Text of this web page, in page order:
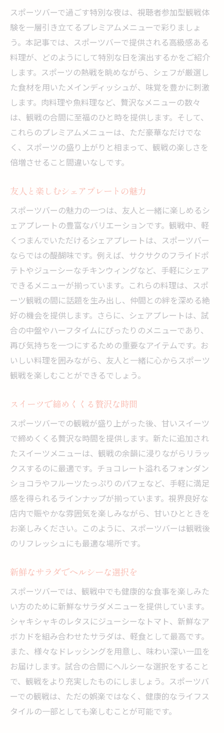
スポーツバーで過ごす特別な夜は、視聴者参加型観戦体
験を一層引き立てるプレミアムメニューで彩りましょ
う。本記事では、スポーツバーで提供される高級感ある
料理が、どのようにして特別な日を演出するかをご紹介
します。スポーツの熱戦を眺めながら、シェフが厳選し
た食材を用いたメインディッシュが、味覚を豊かに刺激
します。肉料理や魚料理など、贅沢なメニューの数々
は、観戦の合間に至福のひと時を提供します。そして、
これらのプレミアムメニューは、ただ豪華なだけでな
く、スポーツの盛り上がりと相まって、観戦の楽しさを
倍増させること間違いなしです。
友人と楽しむシェアプレートの魅力
スポーツバーの魅力の一つは、友人と一緒に楽しめるシ
ェアプレートの豊富なバリエーションです。観戦中、軽
くつまんでいただけるシェアプレートは、スポーツバー
ならではの醍醐味です。例えば、サクサクのフライドポ
テトやジューシーなチキンウィングなど、手軽にシェア
できるメニューが揃っています。これらの料理は、スポ
ーツ観戦の間に話題を生み出し、仲間との絆を深める絶
好の機会を提供します。さらに、シェアプレートは、試
合の中盤やハーフタイムにぴったりのメニューであり、
再び気持ちを一つにするための重要なアイテムです。お
いしい料理を囲みながら、友人と一緒に心からスポーツ
観戦を楽しむことができるでしょう。
スイーツで締めくくる贅沢な時間
スポーツバーでの観戦が盛り上がった後、甘いスイーツ
で締めくくる贅沢な時間を提供します。新たに追加され
たスイーツメニューは、観戦の余韻に浸りながらリラッ
クスするのに最適です。チョコレート溢れるフォンダン
ショコラやフルーツたっぷりのパフェなど、手軽に満足
感を得られるラインナップが揃っています。視界良好な
店内で賑やかな雰囲気を楽しみながら、甘いひとときを
お楽しみください。このように、スポーツバーは観戦後
のリフレッシュにも最適な場所です。
新鮮なサラダでヘルシーな選択を
スポーツバーでは、観戦中でも健康的な食事を楽しみた
い方のために新鮮なサラダメニューを提供しています。
シャキシャキのレタスにジューシーなトマト、新鮮なア
ボカドを組み合わせたサラダは、軽食として最高です。
また、様々なドレッシングを用意し、味わい深い一皿を
お届けします。試合の合間にヘルシーな選択をすること
で、観戦をより充実したものにしましょう。スポーツバ
ーでの観戦は、ただの娯楽ではなく、健康的なライフス
タイルの一部としても楽しむことが可能です。